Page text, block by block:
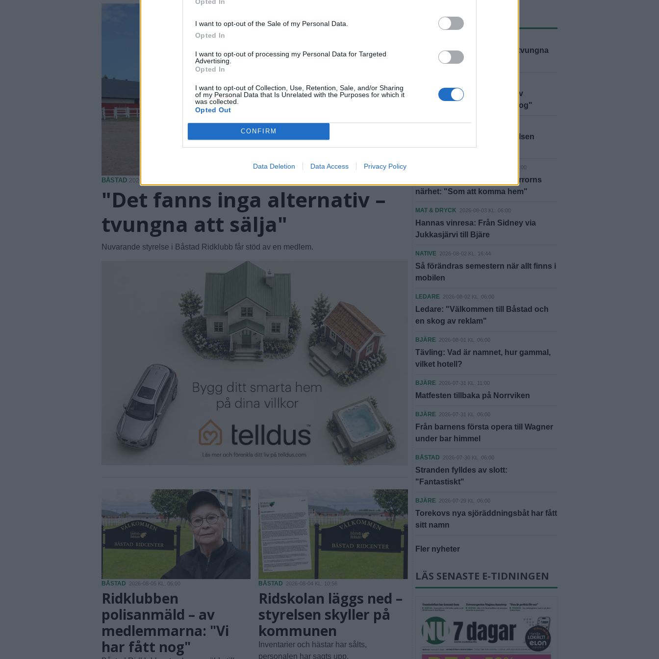
I want to opt-out of the Sale of my Personal Data.
Opted In
I want to opt-out of processing my Personal Data for Targeted
Advertising.
Opted In
I want to opt-out of Collection, Use, Retention, Sale, and/or Sharing
of my Personal Data that Is Unrelated with the Purposes for which it
was collected.
Opted Out
CONFIRM
Data Deletion Data Access Privacy Policy
BÅSTAD 2026-08-05 KL. 09:00
"Det fanns inga alternativ –
tvungna att sälja"
Nuvarande styrelse i Båstad Ridklubb får stöd av en medlem.
BÅSTAD 2026-08-05 KL. 06:00
Ridklubben
polisanmäld – av
medlemmarna: "Vi
har fått nog"
BÅSTAD 2026-08-04 KL. 10:56
Ridskolan läggs ned –
styrelsen skyller på
kommunen
Inventarier och hästar har sålts,
personalen har sagts upp.
SENASTE NYTT
"Det fanns inga alternativ – tvungna
att sälja"
Ridklubben polisanmäld – av
medlemmarna: "Vi har fått nog"
BÅSTAD 2026-08-04 KL. 10:56
Ridskolan läggs ned – styrelsen
skyller på kommunen
2026-08-04 KL. 06:00
Till Bjäre igen efter ett liv i terrorns
närhet: "Som att komma hem"
MAT & DRYCK 2026-08-03 KL. 06:00
Hannas vinresa: Från Sidney via
Jukkasjärvi till Bjäre
NATIVE 2026-08-02 KL. 16:44
Så förändras semestern när allt finns i
mobilen
LEDARE 2026-08-02 KL. 06:00
Ledare: "Välkommen till Båstad och
en skog av reklam"
BJÄRE 2026-08-01 KL. 06:00
Tävling: Vad är namnet, hur gammal,
vilket hotell?
BJÄRE 2026-07-31 KL. 11:00
Matfesten tillbaka på Norrviken
BJÄRE 2026-07-31 KL. 06:00
Från barnens första opera till Wagner
under bar himmel
BÅSTAD 2026-07-30 KL. 06:00
Stranden fylldes av slott:
"Fantastiskt"
BJÄRE 2026-07-29 KL. 06:00
Torekovs nya sjöräddningsbåt har fått
sitt namn
Fler nyheter
LÄS SENASTE E-TIDNINGEN